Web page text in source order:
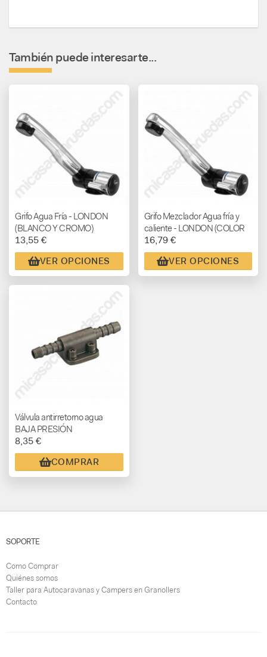
También puede interesarte...
Grifo Agua Fría - LONDON
(BLANCO Y CROMO)
13,55 €
VER OPCIONES
Grifo Mezclador Agua fría y
caliente - LONDON (COLOR
BLANCO Y CROMO)
16,79 €
VER OPCIONES
Válvula antirretorno agua
BAJA PRESIÓN
8,35 €
COMPRAR
SOPORTE
Como Comprar
Quiénes somos
Taller para Autocaravanas y Campers en Granollers
Contacto